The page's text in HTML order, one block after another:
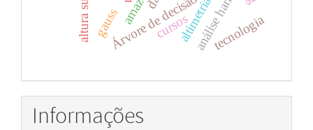
Árvore de decisão
gauss tecnologia
cursos
Informações